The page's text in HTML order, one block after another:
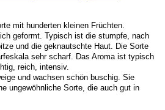
mit hunderten kleinen Früchten.
geformt. Typisch ist die stumpfe, nach
und die geknautschte Haut. Die Sorte
sehr scharf. Das Aroma ist typisch
reich, intensiv.
und wachsen schön buschig. Sie
ungewöhnliche Sorte, die auch gut in